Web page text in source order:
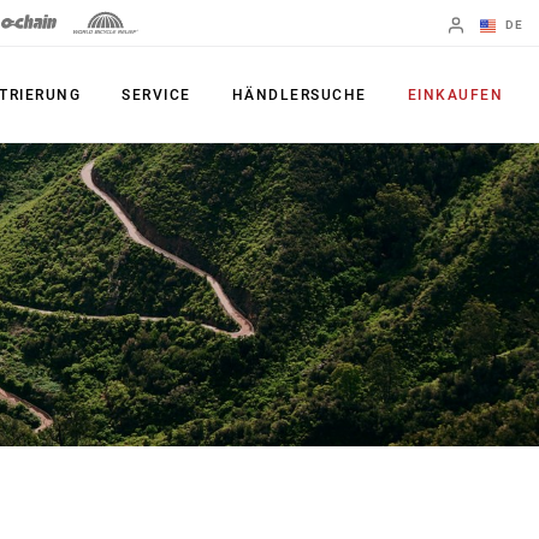
DE
PRODUKTE
Shifter
Bremsen
Schaltwerke
Kurbelgarnituren
Powermeter
Kettenblatt
Kassetten
Ketten
Zubehör
Apps
SERVICE HÄNDLERSUCHE EINKAUFEN